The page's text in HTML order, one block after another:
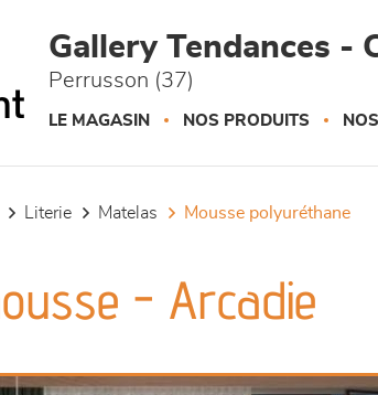
Gallery Tendances -
Perrusson (37)
LE MAGASIN NOS PRODUITS
literie matelas mousse polyuréthane
- Arcadie